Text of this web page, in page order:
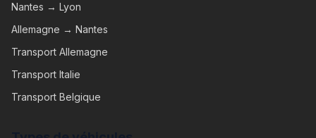
Nantes → Lyon
Allemagne → Nantes
Transport Allemagne
Transport Italie
Transport Belgique